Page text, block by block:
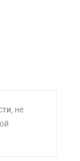
, не